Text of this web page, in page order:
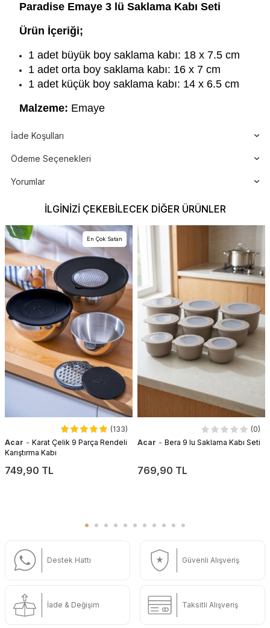
Paradise Emaye 3 lü Saklama Kabı Seti
Ürün İçeriği;
1 adet büyük boy saklama kabı: 18 x 7.5 cm
1 adet orta boy saklama kabı: 16 x 7 cm
1 adet küçük boy saklama kabı: 14 x 6.5 cm
Malzeme: Emaye
İade Koşulları
Ödeme Seçenekleri
Yorumlar
İLGINIZI ÇEKEBILECEK DIĞER ÜRÜNLER
En Çok Satan
(133)
Acar - Karat Çelik 9 Parça Rendeli
Karıştırma Kabı
749,90 TL
(0)
Acar - Bera 9 lu Saklama Kabı Seti
769,90 TL
Destek Hattı Güvenli Alışveriş
İade & Değişim Taksitli Alışveriş